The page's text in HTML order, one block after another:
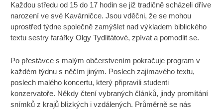
Každou středu od 15 do 17 hodin se již tradičně scházeli dříve
narození ve své Kavárničce. Jsou vděčni, že se mohou
uprostřed týdne společně zamýšlet nad výkladem biblického
textu sestry farářky Olgy Tydlitátové, zpívat a pomodlit se.
Po přestávce s malým občerstvením pokračuje program v
každém týdnu s něčím jiným. Poslech zajímavého textu,
poslech malého koncertu, který připravili studenti
konzervatoře. Někdy čtení vybraných článků, jindy promítání
snímků z krajů blízkých i vzdálených. Průměrně se nás